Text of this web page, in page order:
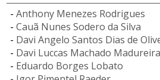
- Anthony Menezes Rodrigues
- Cauã Nunes Sodero da Silva
- Davi Angelo Santos Dias de
- Davi Luccas Machado Madureira
- Eduardo Borges Lobato